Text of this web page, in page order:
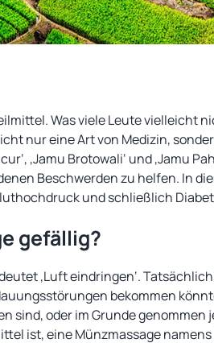
Was viele Leute vielleicht
nur eine Art von Medizin,
‚Jamu Brotowali‘ und ‚Jamu
Beschwerden zu helfen. In
und schließlich
gefällig?
‚Luft eindringen‘.
bekommen
sind, oder im Grunde genommen
ist, eine Münzmassage namens